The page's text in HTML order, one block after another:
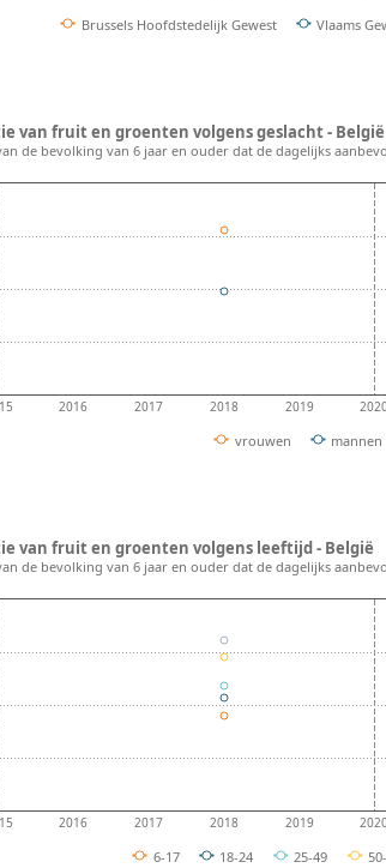
Brussels Hoofdstedelijk Gewest Vlaams
2016 2017 2018 2019
vrouwen mannen
van fruit en groenten volgens geslacht - België
de bevolking van 6 jaar en ouder dat de dagelijks
2016 2017 2018 2019
6-17 18-24 25-49
van fruit en groenten volgens leeftijd - België
de bevolking van 6 jaar en ouder dat de dagelijks